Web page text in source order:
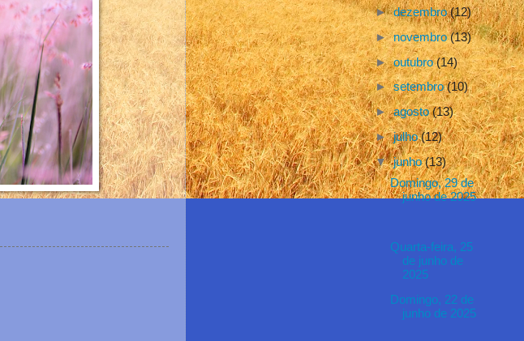
►dezembro(12)
►novembro(13)
►outubro(14)
►setembro(10)
►agosto(13)
►julho(12)
▼junho(13)
Domingo, 29 de
junho de 2025
Quarta-feira, 25
de junho de
2025
Domingo, 22 de
junho de 2025